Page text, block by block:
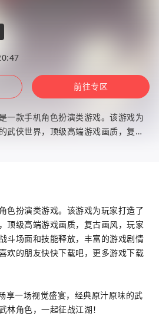
前往专区
一款手机角色扮演类游戏。该游戏为
武侠世界，顶级高端游戏画质，复古
色扮演类游戏。该游戏为玩家打造了
顶级高端游戏画质，复古画风，玩家
斗场面和技能释放，丰富的游戏剧情
欢的朋友快快下载吧，更多游戏下载
享一场视觉盛宴，经典原汁原味的武
林角色，一起征战江湖！